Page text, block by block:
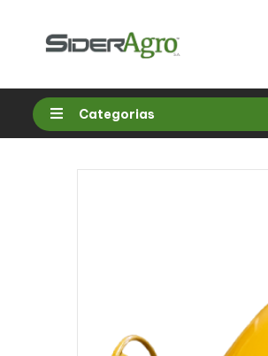
Categorias